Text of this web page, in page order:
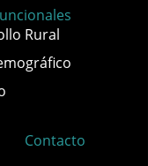
Rural
Contacto